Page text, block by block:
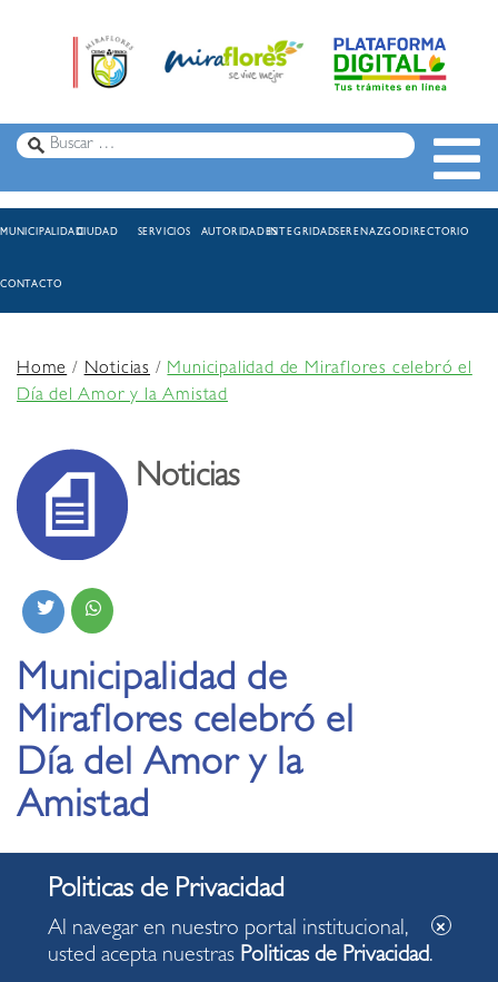
MUNICIPALIDADCIUDAD SERVICIOS AUTORIDADESINTEGRIDADSERENAZGODIRECTORIO
CONTACTO
Home/Noticias /Municipalidad de Miraflores celebró el
Día del Amor y la Amistad
Noticias
Municipalidad de
Miraflores celebró el
Día del Amor y la
Amistad
14.02.2022
Al navegar en nuestro portal institucional,
usted acepta nuestras Politicas de Privacidad.